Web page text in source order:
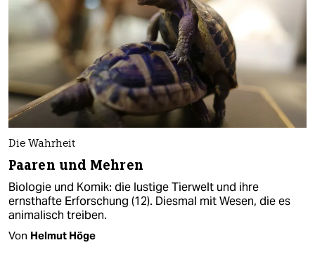
Die Wahrheit
Paaren und Mehren
Biologie und Komik: die lustige Tierwelt und ihre
ernsthafte Erforschung (12). Diesmal mit Wesen, die es
animalisch treiben.
Von Helmut Höge